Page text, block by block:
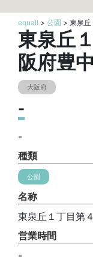
equall > 公園 > 東泉丘
東泉丘
阪府豊
大阪府
-
-
種類
公園
名称
東泉丘１丁目第
営業時間
-